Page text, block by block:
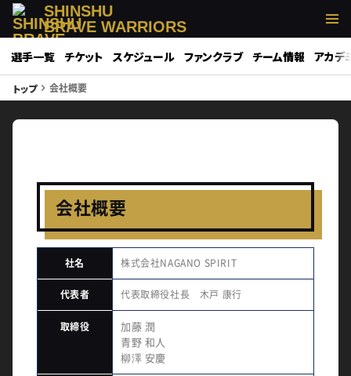
SHINSHU
BRAVE WARRIORS
選手一覧 チケット スケジュール ファンクラブ チーム情報 アカデ
トップkeyboard_arrow_right 会社概要
会社概要
社名 株式会社NAGANO SPIRIT
代表者 代表取締役社長 木戸 康行
取締役
加藤 潤
青野 和人
柳澤 安慶